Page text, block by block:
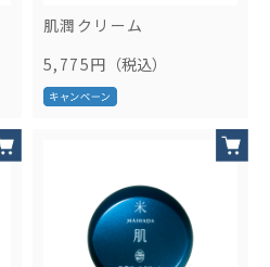
肌潤クリーム
5,775円 （税込）